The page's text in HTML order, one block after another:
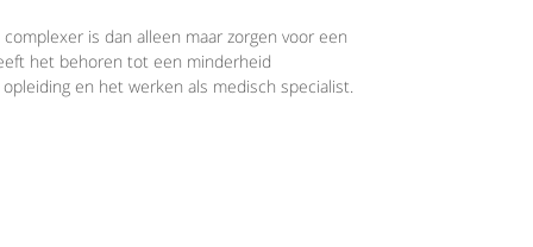
is dan alleen maar zorgen voor een
het behoren tot een minderheid
en het werken als medisch specialist.